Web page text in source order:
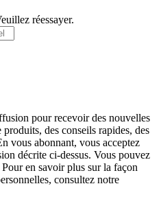
réessayer.
pour recevoir des nouvelles
des conseils rapides, des
vous abonnant, vous acceptez
décrite ci-dessus. Vous pouvez
en savoir plus sur la façon
consultez notre